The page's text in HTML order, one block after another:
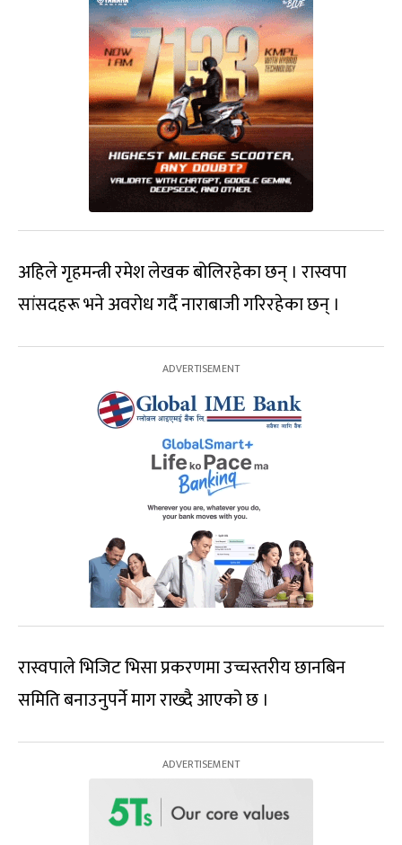
अहिले गृहमन्त्री रमेश लेखक बोलिरहेका छन् । रास्वपा
सांसदहरू भने अवरोध गर्दै नाराबाजी गरिरहेका छन् ।
रास्वपाले भिजिट भिसा प्रकरणमा उच्चस्तरीय छानबिन
समिति बनाउनुपर्ने माग राख्दै आएको छ ।